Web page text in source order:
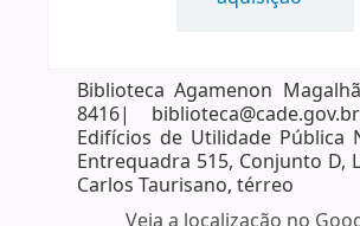
Biblioteca Agamenon
8416|
Edifícios de Utilidade Pública
Entrequadra 515, Conjunto D,
Carlos Taurisano, térreo